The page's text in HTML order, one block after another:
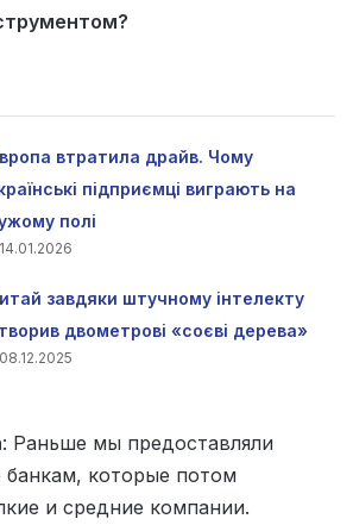
втратила драйв. Чому
підприємці виграють на
полі
14.01.2026
завдяки штучному інтелекту
двометрові «соєві дерева»
08.12.2025
: Раньше мы предоставляли
банкам, которые потом
и средние компании.